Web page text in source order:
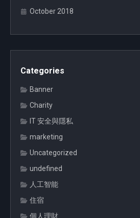
October 2018
Categories
Banner
Charity
IT 安全與隱私
marketing
Uncategorized
undefined
人工智能
住宿
個人理財